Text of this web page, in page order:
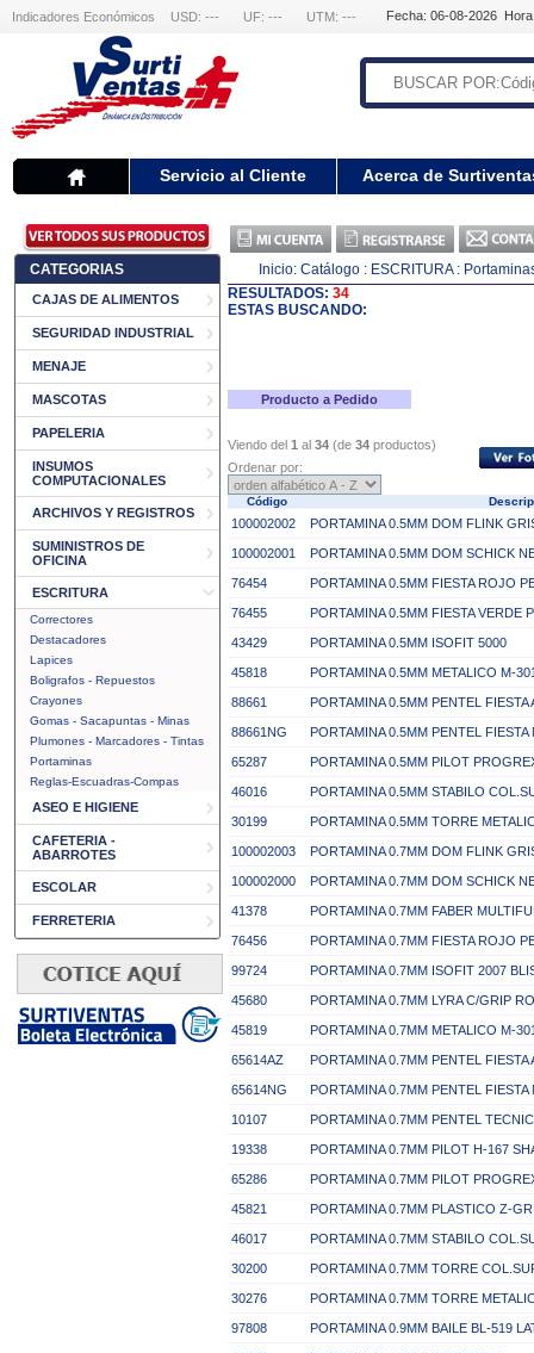
Indicadores Económicos USD: --- UF: --- UTM: --- Fecha: 06-08-2026
Servicio al Cliente Acerca de
CATEGORIAS
CAJAS DE ALIMENTOS
SEGURIDAD INDUSTRIAL
MENAJE
MASCOTAS
PAPELERIA
INSUMOS
COMPUTACIONALES
ARCHIVOS Y REGISTROS
SUMINISTROS DE
OFICINA
ESCRITURA
Correctores
Destacadores
Lapices
Boligrafos - Repuestos
Crayones
Gomas - Sacapuntas - Minas
Plumones - Marcadores - Tintas
Portaminas
Reglas-Escuadras-Compas
ASEO E HIGIENE
CAFETERIA -
ABARROTES
ESCOLAR
FERRETERIA
Inicio: Catálogo : ESCRITURA :
RESULTADOS: 34
ESTAS BUSCANDO:
Producto a Pedido
Viendo del 1 al 34 (de 34 productos)
Ordenar por:
Código
100002002 PORTAMINA 0.5MM DOM FLINK
100002001 PORTAMINA 0.5MM DOM SCHICK
76454 PORTAMINA 0.5MM FIESTA ROJO
76455 PORTAMINA 0.5MM FIESTA VERDE
43429 PORTAMINA 0.5MM ISOFIT 5000
45818 PORTAMINA 0.5MM METALICO M-
88661 PORTAMINA 0.5MM PENTEL FIESTA
88661NG PORTAMINA 0.5MM PENTEL FIESTA
65287 PORTAMINA 0.5MM PILOT
46016 PORTAMINA 0.5MM STABILO
30199 PORTAMINA 0.5MM TORRE
100002003 PORTAMINA 0.7MM DOM FLINK
100002000 PORTAMINA 0.7MM DOM SCHICK
41378 PORTAMINA 0.7MM FABER
76456 PORTAMINA 0.7MM FIESTA ROJO
99724 PORTAMINA 0.7MM ISOFIT 2007
45680 PORTAMINA 0.7MM LYRA C/GRIP
45819 PORTAMINA 0.7MM METALICO M-
65614AZ PORTAMINA 0.7MM PENTEL FIESTA
65614NG PORTAMINA 0.7MM PENTEL FIESTA
10107 PORTAMINA 0.7MM PENTEL
19338 PORTAMINA 0.7MM PILOT H-167
65286 PORTAMINA 0.7MM PILOT
45821 PORTAMINA 0.7MM PLASTICO Z-
46017 PORTAMINA 0.7MM STABILO
30200 PORTAMINA 0.7MM TORRE
30276 PORTAMINA 0.7MM TORRE
97808 PORTAMINA 0.9MM BAILE BL-519